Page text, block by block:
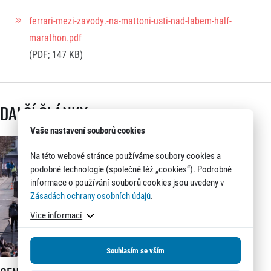
ferrari-mezi-zavody.-na-mattoni-usti-nad-labem-half-
marathon.pdf
(PDF; 147 KB)
Další články
Generali 1/2Maraton Praha spouští registrace a mění dosavadní
Vaše nastavení souborů cookies
Na této webové stránce používáme soubory cookies a
podobné technologie (společně též „cookies“). Podrobné
informace o používání souborů cookies jsou uvedeny v
Zásadách ochrany osobních údajů.
Více informací
Souhlasím se vším